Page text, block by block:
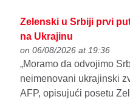
Zelenski u Srbiji prvi
na Ukrajinu
on 06/08/2026 at 19:36
„Moramo da odvojimo
neimenovani ukrajinski
AFP, opisujući posetu